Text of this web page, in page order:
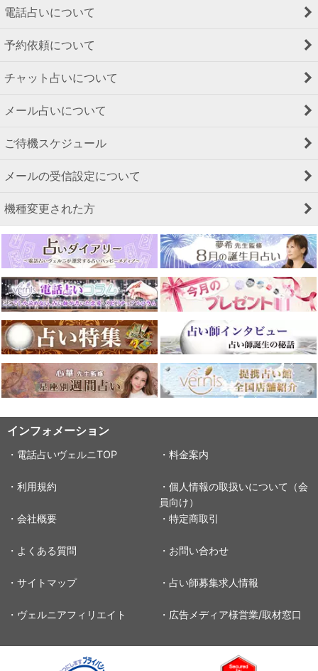
電話占いについて
予約依頼について
チャット占いについて
メール占いについて
ご待機スケジュール
メールの受信設定について
機種変更された方
インフォメーション
・電話占いヴェルニTOP ・料金案内
・利用規約
・個人情報の取扱いについて（会
員向け）
・会社概要
・特定商取引
・よくある質問 ・お問い合わせ
・サイトマップ ・占い師募集求人情報
・ヴェルニアフィリエイト ・広告メディア様営業/取材窓口